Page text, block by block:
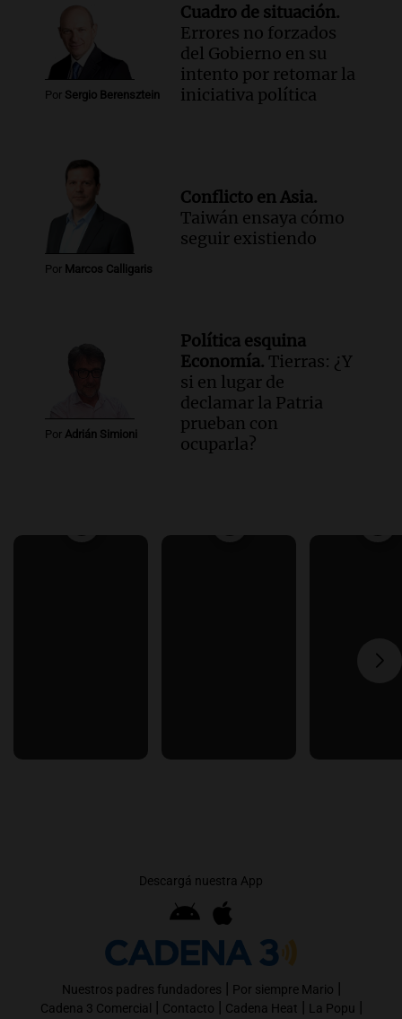
Por Sergio Berensztein
Cuadro de situación.
Errores no forzados
del Gobierno en su
intento por retomar la
iniciativa política
Por Marcos Calligaris
Conflicto en Asia.
Taiwán ensaya cómo
seguir existiendo
Por Adrián Simioni
Política esquina
Economía. Tierras: ¿Y
si en lugar de
declamar la Patria
prueban con
ocuparla?
Descargá nuestra App
Nuestros padres fundadores | Por siempre Mario |
Cadena 3 Comercial | Contacto | Cadena Heat | La Popu |